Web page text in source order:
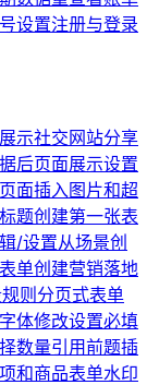
设置注册与登录
示社交网站分享
后页面展示设置
面插入图片和超
题创建第一张表
/设置从场景创
单创建营销落地
则分页式表单
体修改设置必填
数量引用前题插
和商品表单水印